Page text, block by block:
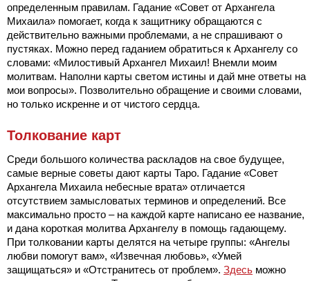
определенным правилам. Гадание «Совет от Архангела
Михаила» помогает, когда к защитнику обращаются с
действительно важными проблемами, а не спрашивают о
пустяках. Можно перед гаданием обратиться к Архангелу со
словами: «Милостивый Архангел Михаил! Внемли моим
молитвам. Наполни карты светом истины и дай мне ответы на
мои вопросы». Позволительно обращение и своими словами,
но только искренне и от чистого сердца.
Толкование карт
Среди большого количества раскладов на свое будущее,
самые верные советы дают карты Таро. Гадание «Совет
Архангела Михаила небесные врата» отличается
отсутствием замысловатых терминов и определений. Все
максимально просто – на каждой карте написано ее название,
и дана короткая молитва Архангелу в помощь гадающему.
При толковании карты делятся на четыре группы: «Ангелы
любви помогут вам», «Извечная любовь», «Умей
защищаться» и «Отстранитесь от проблем». Здесь можно